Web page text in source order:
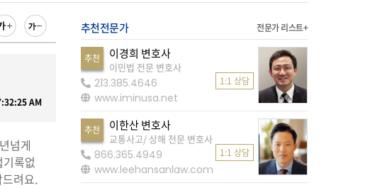
AM
넘게
록없
려요.
추천전문가 전문가 리스트+
추천 이경희 변호사
이민법 전문 변호사
213.385.4646
www.iminusa.net
1:1 상담
추천 이한산 변호사
교통사고/ 상해 전문 변호사
866.365.4949
www.leehansanlaw.com
1:1 상담